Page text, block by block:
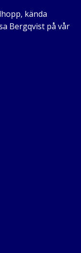
kända
Bergqvist på vår